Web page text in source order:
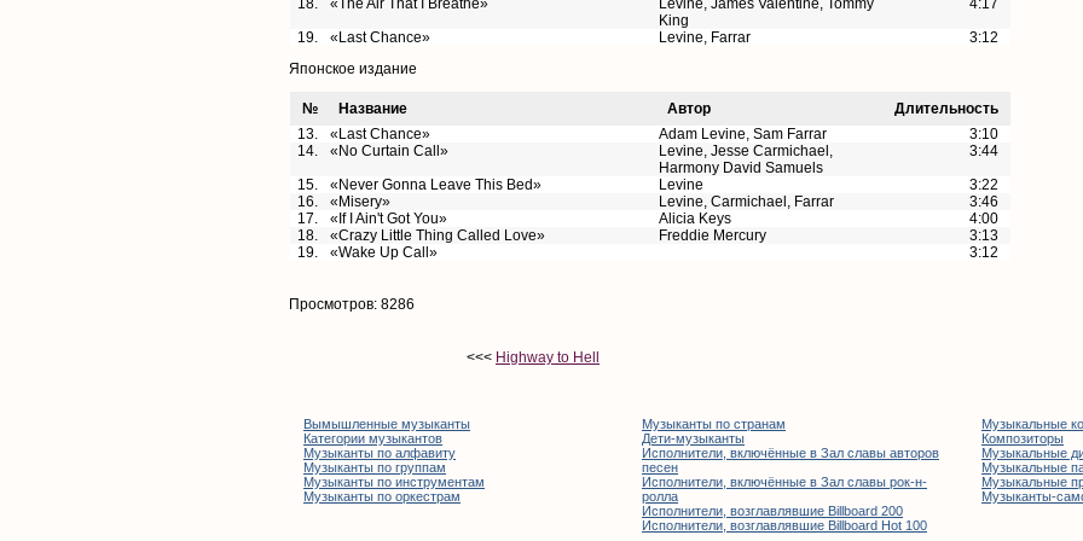
18.
«The Air That I Breathe»
Levine, James Valentine, Tommy
King
4:17
19.
«Last Chance» Levine, Farrar
3:12
Японское издание
№ Название Автор
Длительность
13.
«Last Chance» Adam Levine, Sam Farrar
3:10
14.
«No Curtain Call»
Levine, Jesse Carmichael,
Harmony David Samuels
3:44
15.
«Never Gonna Leave This Bed» Levine
3:22
16.
«Misery» Levine, Carmichael, Farrar
3:46
17.
«If I Ain't Got You» Alicia Keys
4:00
18.
«Crazy Little Thing Called Love» Freddie Mercury
3:13
19.
«Wake Up Call» 3:12
Просмотров: 8286
<<< Highway to Hell
Вымышленные музыканты
Категории музыкантов
Музыканты по алфавиту
Музыканты по группам
Музыканты по инструментам
Музыканты по оркестрам
Музыканты по странам
Дети-музыканты
Исполнители, включённые в Зал славы авторов
песен
Исполнители, включённые в Зал славы рок-н-
ролла
Исполнители, возглавлявшие Billboard 200
Исполнители, возглавлявшие Billboard Hot 100
Музыкальные
Композиторы
Музыкальные
Музыкальные
Музыкальные
Музыканты-